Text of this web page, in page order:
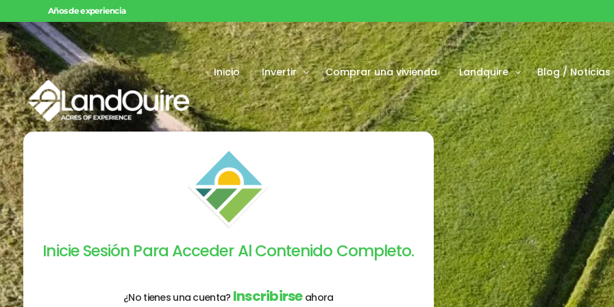
Años de experiencia
Inicio Invertir
Proyectos vendidos
Comprar una vivienda Landquire
Acerca de
Nuestro equipo
Blog / Noticias
Inicie Sesión Para Acceder Al Contenido Completo.
¿No tienes una cuenta? Inscribirse ahora